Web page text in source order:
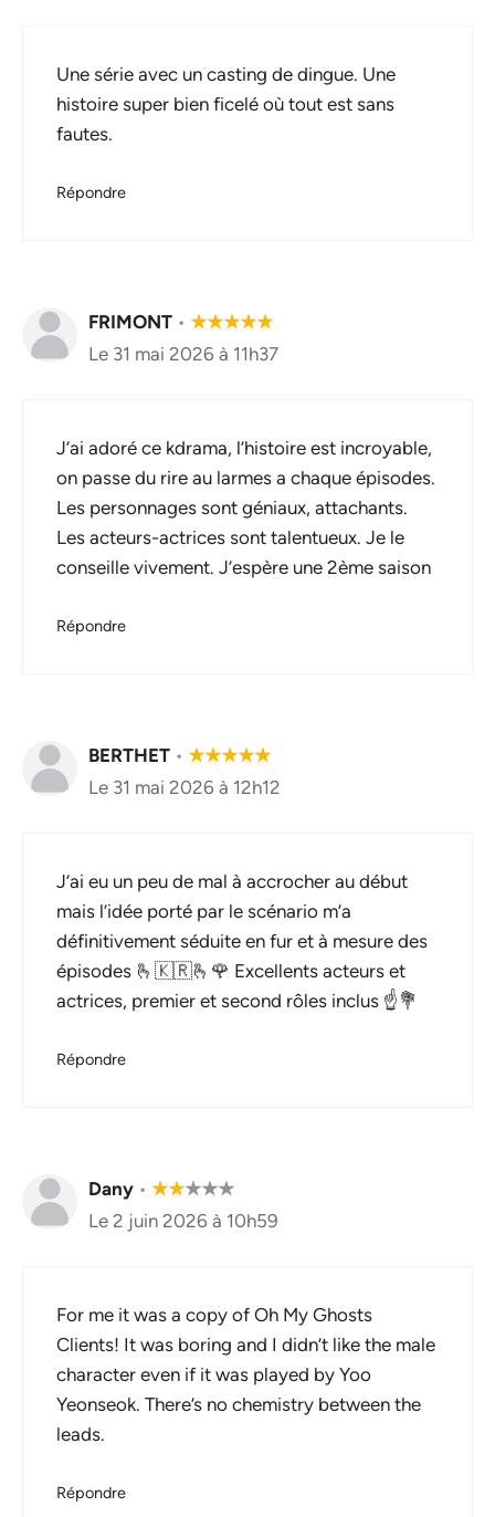
Une série avec un casting de dingue. Une
histoire super bien ficelé où tout est sans
fautes.
Répondre
FRIMONT • ★★★★★
Le 31 mai 2026 à 11h37
J’ai adoré ce kdrama, l’histoire est incroyable,
on passe du rire au larmes a chaque épisodes.
Les personnages sont géniaux, attachants.
Les acteurs-actrices sont talentueux. Je le
conseille vivement. J’espère une 2ème saison
Répondre
BERTHET • ★★★★★
Le 31 mai 2026 à 12h12
J’ai eu un peu de mal à accrocher au début
mais l’idée porté par le scénario m’a
définitivement séduite en fur et à mesure des
épisodes 🫰🇰🇷🫰🌹 Excellents acteurs et
actrices, premier et second rôles inclus ☝️💐
Répondre
Dany • ★★★★★
Le 2 juin 2026 à 10h59
For me it was a copy of Oh My Ghosts
Clients! It was boring and I didn’t like the male
character even if it was played by Yoo
Yeonseok. There’s no chemistry between the
leads.
Répondre